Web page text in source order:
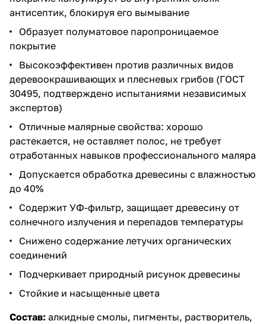
антисептик, блокируя его вымывание
Образует полуматовое паропроницаемое
покрытие
Высокоэффективен против различных видов
деревоокрашивающих и плесневых грибов (ГОСТ
30495, подтверждено испытаниями независимых
экспертов)
Отличные малярные свойства: хорошо
растекается, не оставляет полос, не требует
отработанных навыков профессионального маляра
Допускается обработка древесины с влажностью
до 40%
Содержит УФ-фильтр, защищает древесину от
солнечного излучения и перепадов температуры
Снижено содержание летучих органических
соединений
Подчеркивает природный рисунок древесины
Стойкие и насыщенные цвета
Состав: алкидные смолы, пигменты, растворитель,